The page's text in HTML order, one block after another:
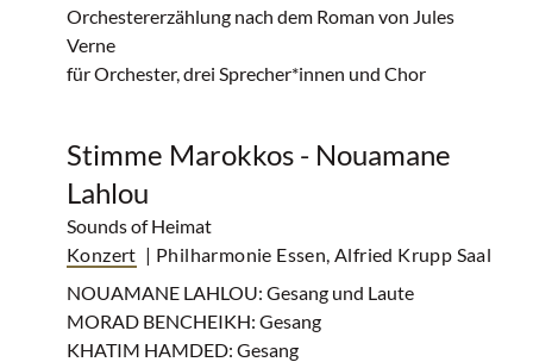
Orchestererzählung nach dem Roman von Jules
Verne
für Orchester, drei Sprecher*innen und Chor
Stimme Marokkos - Nouamane
Lahlou
Sounds of Heimat
Konzert | Philharmonie Essen, Alfried Krupp Saal
NOUAMANE LAHLOU: Gesang und Laute
MORAD BENCHEIKH: Gesang
KHATIM HAMDED: Gesang